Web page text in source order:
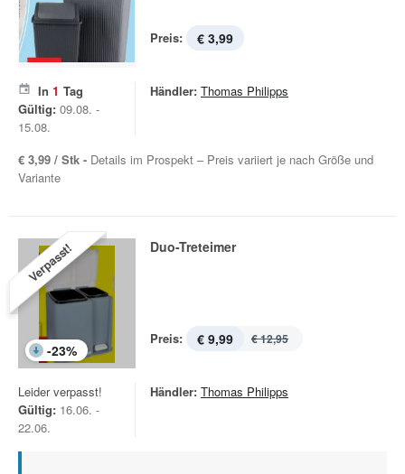
Preis: € 3,99
In 1 Tag
Gültig: 09.08. -
15.08.
Händler: Thomas Philipps
€ 3,99 / Stk - Details im Prospekt – Preis variiert je nach Größe und
Variante
Verpasst!
-23%
Duo-Treteimer
Preis: € 9,99 € 12,95
Leider verpasst!
Gültig: 16.06. -
22.06.
Händler: Thomas Philipps